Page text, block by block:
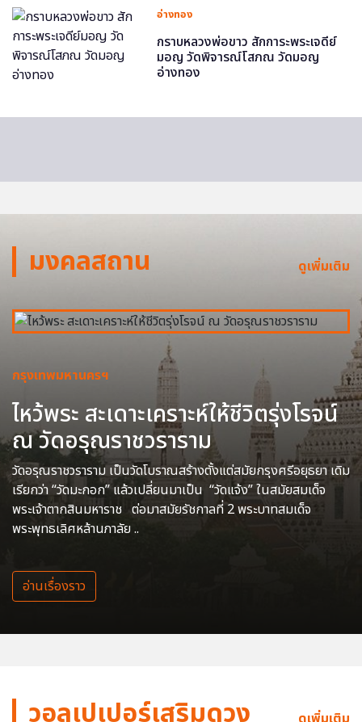
อ่างทอง
กราบหลวงพ่อขาว สักการะพระเจดีย์
มอญ วัดพิจารณ์โสภณ วัดมอญ
อ่างทอง
มงคลสถาน ดูเพิ่มเติม
กรุงเทพมหานครฯ
ไหว้พระ สะเดาะเคราะห์ให้ชีวิตรุ่งโรจน์
ณ วัดอรุณราชวราราม
วัดอรุณราชวราราม เป็นวัดโบราณสร้างตั้งแต่สมัยกรุงศรีอยุธยา เดิม
เรียกว่า “วัดมะกอก” แล้วเปลี่ยนมาเป็น “วัดแจ้ง” ในสมัยสมเด็จ
พระเจ้าตากสินมหาราช ต่อมาสมัยรัชกาลที่ 2 พระบาทสมเด็จ
พระพุทธเลิศหล้านภาลัย ..
อ่านเรื่องราว
วอลเปเปอร์เสริมดวง